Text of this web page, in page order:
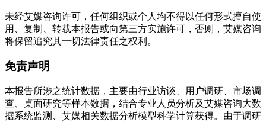
未经艾媒咨询许可，任何组织或个人均不得以任何形式擅自使
用、复制、转载本报告或向第三方实施许可，否则，艾媒咨询
将保留追究其一切法律责任之权利。
免责声明
本报告所涉之统计数据，主要由行业访谈、用户调研、市场调
查、桌面研究等样本数据，结合专业人员分析及艾媒咨询大数
据系统监测、艾媒相关数据分析模型科学计算获得。由于调研